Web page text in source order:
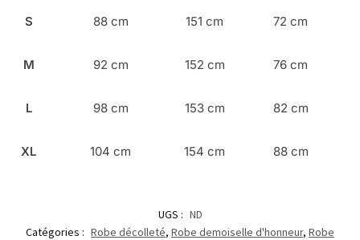
S 88 cm 151 cm 72 cm
M 92 cm 152 cm 76 cm
L 98 cm 153 cm 82 cm
XL 104 cm 154 cm 88 cm
UGS : ND
Catégories : Robe décolleté, Robe demoiselle d'honneur, Robe